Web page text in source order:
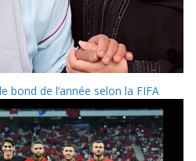
bond de l’année selon la FIFA